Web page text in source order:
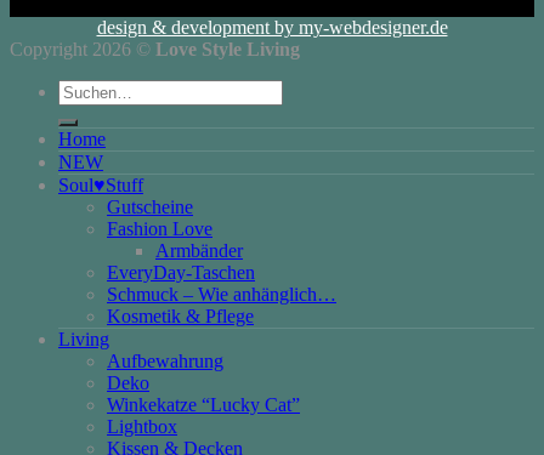
design & development by my-webdesigner.de
Copyright 2026 © Love Style Living
Suchen
nach:
Home
NEW
Soul♥Stuff
Gutscheine
Fashion Love
Armbänder
EveryDay-Taschen
Schmuck – Wie anhänglich…
Kosmetik & Pflege
Living
Aufbewahrung
Deko
Winkekatze “Lucky Cat”
Lightbox
Kissen & Decken